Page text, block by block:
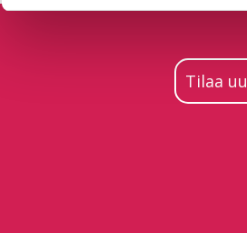
Tilaa